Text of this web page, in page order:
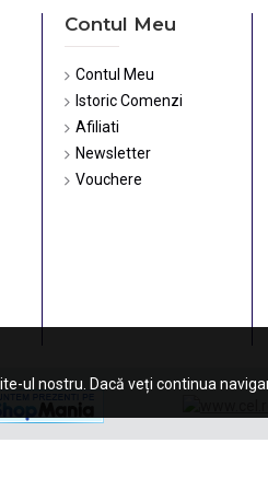
Contul Meu
Contul Meu
Istoric Comenzi
Afiliati
Newsletter
Vouchere
ul nostru. Dacă veți continua